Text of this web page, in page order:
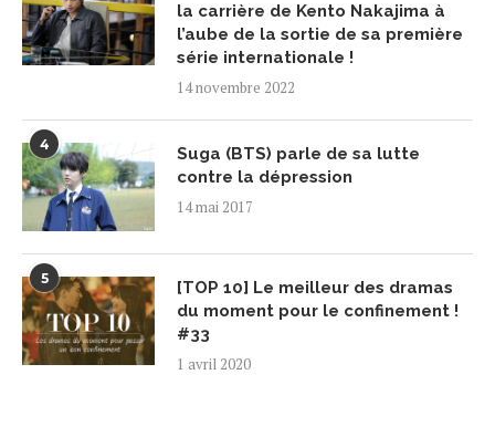
la carrière de Kento Nakajima à
l’aube de la sortie de sa première
série internationale !
14 novembre 2022
4
Suga (BTS) parle de sa lutte
contre la dépression
14 mai 2017
5
[TOP 10] Le meilleur des dramas
du moment pour le confinement !
#33
1 avril 2020